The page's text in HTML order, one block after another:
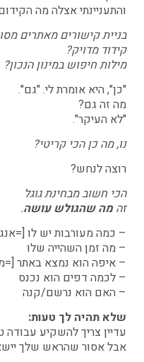
והתעניינתי אצלה מה
בניית קישורים מאתרים
קידוד מדויק?
מילות חיפוש במינון הנכון?
"כן", היא אומרת לי. "גם".
מה זה גם?
"לא העיקר".
נו, מה כן הכי קריטי?
רוצה לנחש?
הכי חשוב מבחינת גוגל
זה מה שהגולש עושה.
– כמה מעורבות יש לו
– מה זמן השהייה שלו
– איפה הוא נמצא באתר
– לכמה דפים הוא נכנס
– האם הוא נרשם/קנה
שלא תהיה לך טעות:
עדיין צריך להשקיע עבודה
אבל אסור שהראש שלך